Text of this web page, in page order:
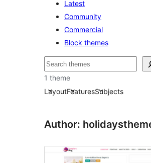
Latest
Community
Commercial
Block themes
Buscar
1 theme
LayoutFeaturesSubjects
Author: